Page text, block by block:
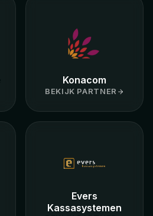
Konacom
BEKIJK PARTNER
Evers
Kassasystemen